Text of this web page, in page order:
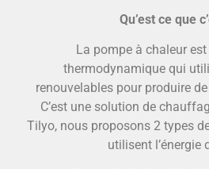
Qu’est ce que
La pompe à chaleur
thermodynamique qui
renouvelables pour produire
C’est une solution de
Tilyo, nous proposons 2 types
utilisent l’énergie